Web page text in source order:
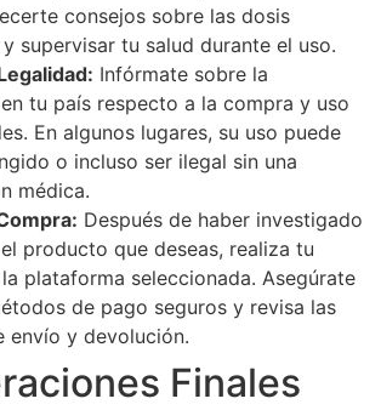
consejos sobre las dosis
supervisar tu salud durante el uso.
Infórmate sobre la
tu país respecto a la compra y uso
En algunos lugares, su uso puede
o incluso ser ilegal sin una
médica.
Después de haber investigado
producto que deseas, realiza tu
plataforma seleccionada. Asegúrate
de pago seguros y revisa las
envío y devolución.
Finales